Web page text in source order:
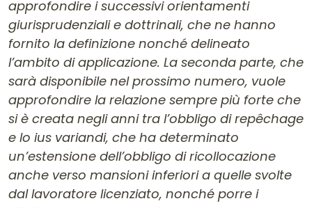
approfondire i successivi orientamenti
giurisprudenziali e dottrinali, che ne hanno
fornito la definizione nonché delineato
l’ambito di applicazione. La seconda parte, che
sarà disponibile nel prossimo numero, vuole
approfondire la relazione sempre più forte che
si è creata negli anni tra l’obbligo di repêchage
e lo ius variandi, che ha determinato
un’estensione dell’obbligo di ricollocazione
anche verso mansioni inferiori a quelle svolte
dal lavoratore licenziato, nonché porre i